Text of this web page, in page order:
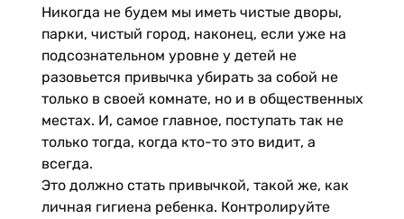
Никогда не будем мы иметь чистые дворы,
парки, чистый город, наконец, если уже на
подсознательном уровне у детей не
разовьется привычка убирать за собой не
только в своей комнате, но и в общественных
местах. И, самое главное, поступать так не
только тогда, когда кто-то это видит, а
всегда.
Это должно стать привычкой, такой же, как
личная гигиена ребенка. Контролируйте